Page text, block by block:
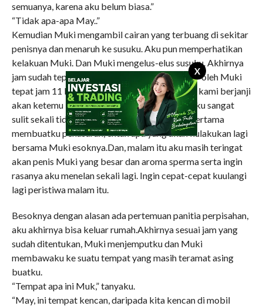
X
semuanya, karena aku belum biasa.”
“Tidak apa-apa May..”
Kemudian Muki mengambil cairan yang terbuang di sekitar
penisnya dan menaruh ke susuku. Aku pun memperhatikan
kelakuan Muki. Dan Muki mengelus-elus susuku. Akhirnya
jam sudah tepat jam 11 malam. Dan aku diantar oleh Muki
tepat jam 11 lewat 35 menit. Karena besoknya kami berjanji
akan ketemu lagi. Malamnya entah mengapa aku sangat
sulit sekali tidur. Karena pengalamanku yang pertama
membuatku penasaran, entah apa yang akan kulakukan lagi
bersama Muki esoknya.Dan, malam itu aku masih teringat
akan penis Muki yang besar dan aroma sperma serta ingin
rasanya aku menelan sekali lagi. Ingin cepat-cepat kuulangi
lagi peristiwa malam itu.
Besoknya dengan alasan ada pertemuan panitia perpisahan,
aku akhirnya bisa keluar rumah.Akhirnya sesuai jam yang
sudah ditentukan, Muki menjemputku dan Muki
membawaku ke suatu tempat yang masih teramat asing
buatku.
“Tempat apa ini Muk,” tanyaku.
“May, ini tempat kencan, daripada kita kencan di mobil